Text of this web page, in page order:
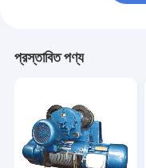
প্রস্তাবিত পণ্য